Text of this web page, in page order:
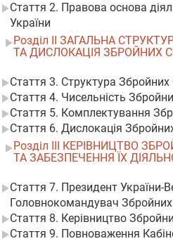
Стаття 2. Правова основа
України
Розділ II ЗАГАЛЬНА
ТА ДИСЛОКАЦІЯ ЗБРОЙНИХ
Стаття 3. Структура Збройних
Стаття 4. Чисельність
Стаття 5. Комплектування
Стаття 6. Дислокація
Розділ III КЕРІВНИЦТВО
ТА ЗАБЕЗПЕЧЕННЯ ЇХ
Стаття 7. Президент України-
Головнокомандувач Збройних
Стаття 8. Керівництво
Стаття 9. Повноваження